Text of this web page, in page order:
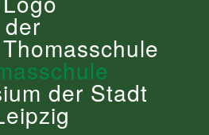
der Stadt
der Stadt